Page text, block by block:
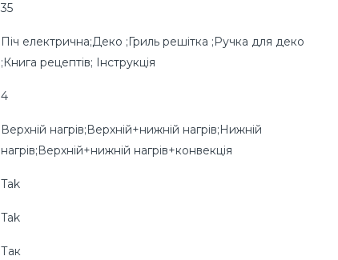
35
Піч електрична;Деко ;Гриль решітка ;Ручка для деко
;Книга рецептів; Інструкція
4
Верхній нагрів;Верхній+нижній нагрів;Нижній
нагрів;Верхній+нижній нагрів+конвекція
Tak
Tak
Так